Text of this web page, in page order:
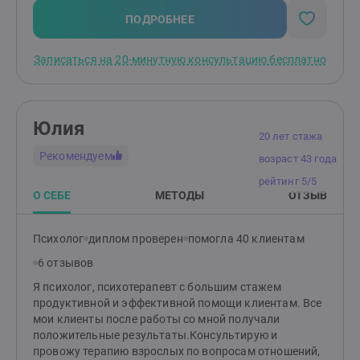
задача помочь вам услышать себя, договориться с
партнёром и вернуть радость от общения, даже если
пространство, где вы сможете: · Услышать себя и
самостоятельно. Я работаю онлайн с парами и теми,
уже существующих отношениях. Если чувствуете, что
пришло время перемен, - буду рада знакомству
ПОДРОБНЕЕ
Записаться на 20-минутную консультацию бесплатно
20 лет стажа
возраст 43 года
рейтинг 5/5
Юлия
Рекомендуем
О СЕБЕ МЕТОДЫ ОТЗЫВ
Психолог диплом проверен помогла 40 клиентам
6 отзывов
Я психолог, психотерапевт с большим стажем
продуктивной и эффективной помощи клиентам. Все
мои клиенты после работы со мной получали
положительные результаты.Консультирую и
провожу терапию взрослых по вопросам отношений,